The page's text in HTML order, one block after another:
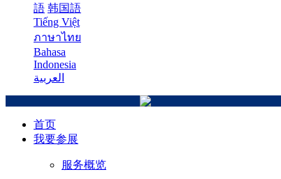
語 韩国語
Tiếng Việt
ภาษาไทย
Bahasa
Indonesia
العربية
首页
我要参展
服务概览